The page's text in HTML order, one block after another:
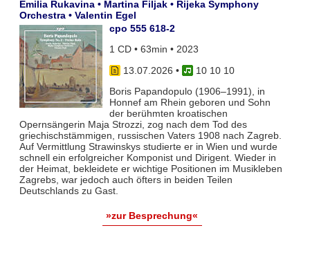
Emilia Rukavina • Martina Filjak • Rijeka Symphony
Orchestra • Valentin Egel
cpo 555 618-2
1 CD • 63min • 2023
13.07.2026 •
10 10 10
Boris Papandopulo (1906–1991), in
Honnef am Rhein geboren und Sohn
der berühmten kroatischen
Opernsängerin Maja Strozzi, zog nach dem Tod des
griechischstämmigen, russischen Vaters 1908 nach Zagreb.
Auf Vermittlung Strawinskys studierte er in Wien und wurde
schnell ein erfolgreicher Komponist und Dirigent. Wieder in
der Heimat, bekleidete er wichtige Positionen im Musikleben
Zagrebs, war jedoch auch öfters in beiden Teilen
Deutschlands zu Gast.
»zur Besprechung«